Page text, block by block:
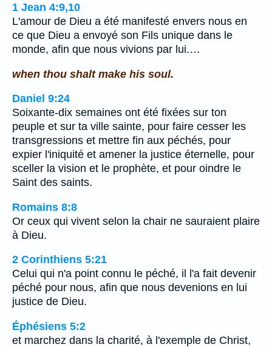
1 Jean 4:9,10
L'amour de Dieu a été manifesté envers nous en
ce que Dieu a envoyé son Fils unique dans le
monde, afin que nous vivions par lui.…
when thou shalt make his soul.
Daniel 9:24
Soixante-dix semaines ont été fixées sur ton
peuple et sur ta ville sainte, pour faire cesser les
transgressions et mettre fin aux péchés, pour
expier l'iniquité et amener la justice éternelle, pour
sceller la vision et le prophète, et pour oindre le
Saint des saints.
Romains 8:8
Or ceux qui vivent selon la chair ne sauraient plaire
à Dieu.
2 Corinthiens 5:21
Celui qui n'a point connu le péché, il l'a fait devenir
péché pour nous, afin que nous devenions en lui
justice de Dieu.
Éphésiens 5:2
et marchez dans la charité, à l'exemple de Christ,